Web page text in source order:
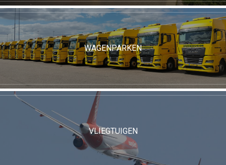
WAGENPARKEN
VLIEGTUIGEN